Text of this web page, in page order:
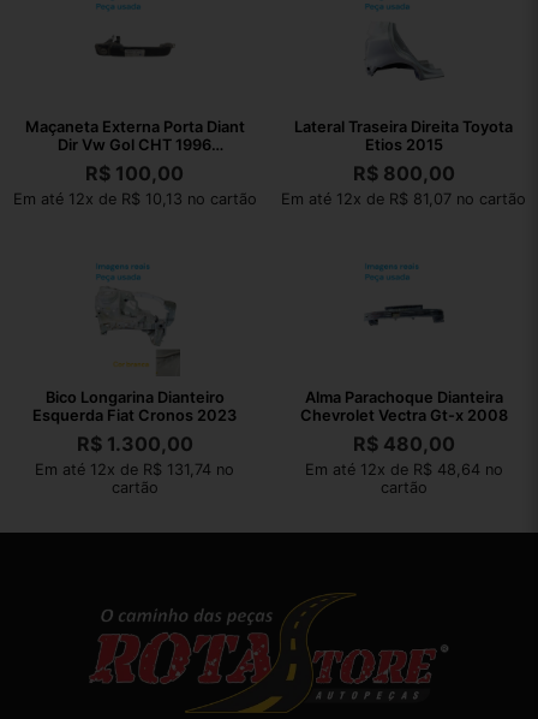
Maçaneta Externa Porta Diant
Dir Vw Gol CHT 1996
377837205
R$ 100,00
Em até 12x de R$ 10,13 no cartão
Lateral Traseira Direita Toyota
Etios 2015
R$800,00
Em até 12x de R$ 81,07 no cartão
Bico Longarina Dianteiro
Esquerda Fiat Cronos 2023
R$1.300,00
Em até 12x de R$ 131,74 no
cartão
Alma Parachoque Dianteira
Chevrolet Vectra Gt-x 2008
R$480,00
Em até 12x de R$ 48,64 no
cartão